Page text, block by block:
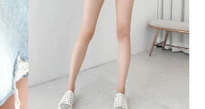
글램 데님 반바지
▨리미티드 고별전 30%▨
pt4461 [26~29] 1color